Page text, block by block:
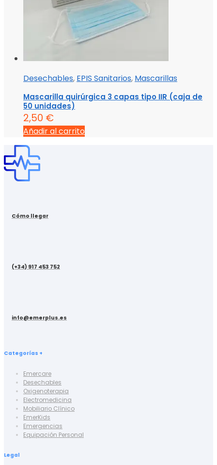
Desechables, EPIS Sanitarios, Mascarillas
Mascarilla quirúrgica 3 capas tipo IIR (caja de
50 unidades)
2,50 €
Añadir al carrito
Cómo llegar
(+34) 917 453 752
info@emerplus.es
Categorías +
Emercare
Desechables
Oxigenoterapia
Electromedicina
Mobiliario Clínico
EmerKids
Emergencias
Equipación Personal
Legal